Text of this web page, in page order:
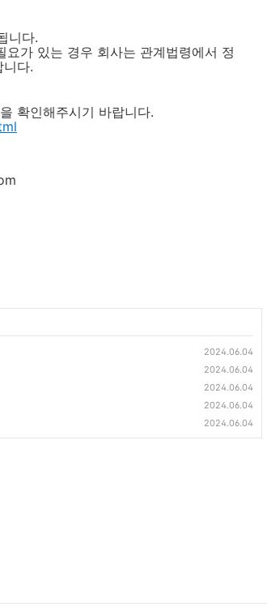
니다.
가 있는 경우 회사는 관계법령에서 정
다.
확인해주시기 바랍니다.
2024.06.04
2024.06.04
2024.06.04
2024.06.04
2024.06.04